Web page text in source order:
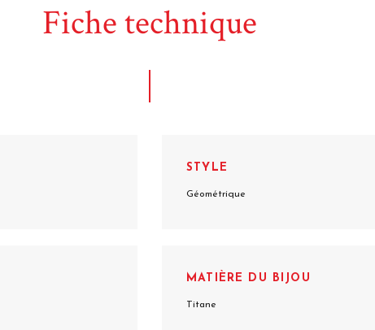
Fiche technique
STYLE
Géométrique
MATIÈRE DU BIJOU
Titane